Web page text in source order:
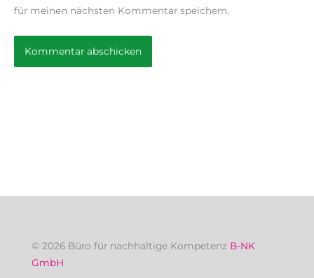
für meinen nächsten Kommentar speichern.
© 2026 Büro für nachhaltige Kompetenz B-NK
GmbH